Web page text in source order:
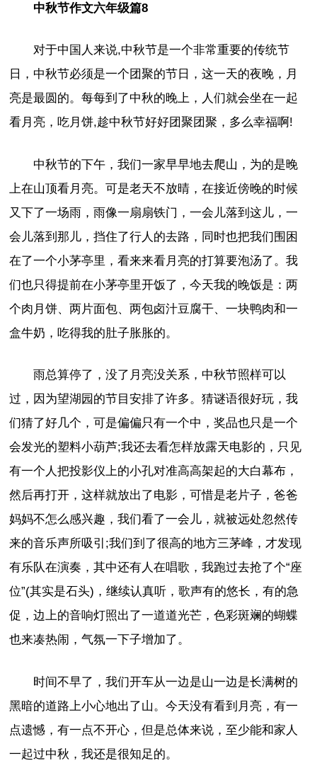
中秋节作文六年级篇8
对于中国人来说,中秋节是一个非常重要的传统节
日，中秋节必须是一个团聚的节日，这一天的夜晚，月
亮是最圆的。每每到了中秋的晚上，人们就会坐在一起
看月亮，吃月饼,趁中秋节好好团聚团聚，多么幸福啊!
中秋节的下午，我们一家早早地去爬山，为的是晚
上在山顶看月亮。可是老天不放晴，在接近傍晚的时候
又下了一场雨，雨像一扇扇铁门，一会儿落到这儿，一
会儿落到那儿，挡住了行人的去路，同时也把我们围困
在了一个小茅亭里，看来来看月亮的打算要泡汤了。我
们也只得提前在小茅亭里开饭了，今天我的晚饭是：两
个肉月饼、两片面包、两包卤汁豆腐干、一块鸭肉和一
盒牛奶，吃得我的肚子胀胀的。
雨总算停了，没了月亮没关系，中秋节照样可以
过，因为望湖园的节目安排了许多。猜谜语很好玩，我
们猜了好几个，可是偏偏只有一个中，奖品也只是一个
会发光的塑料小葫芦;我还去看怎样放露天电影的，只见
有一个人把投影仪上的小孔对准高高架起的大白幕布，
然后再打开，这样就放出了电影，可惜是老片子，爸爸
妈妈不怎么感兴趣，我们看了一会儿，就被远处忽然传
来的音乐声所吸引;我们到了很高的地方三茅峰，才发现
有乐队在演奏，其中还有人在唱歌，我跑过去抢了个“座
位”(其实是石头)，继续认真听，歌声有的悠长，有的急
促，边上的音响灯照出了一道道光芒，色彩斑斓的蝴蝶
也来凑热闹，气氛一下子增加了。
时间不早了，我们开车从一边是山一边是长满树的
黑暗的道路上小心地出了山。今天没有看到月亮，有一
点遗憾，有一点不开心，但是总体来说，至少能和家人
一起过中秋，我还是很知足的。